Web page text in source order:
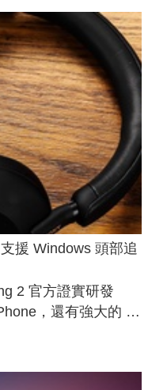
援 Windows 頭部追
2 官方證實研發
，還有強大的 AI